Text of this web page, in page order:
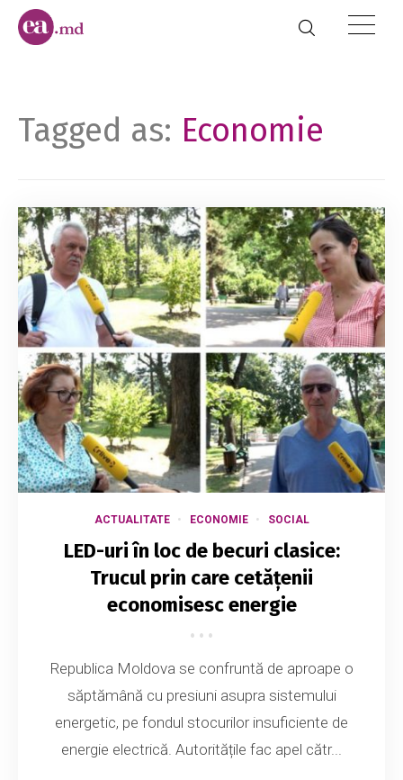
Tagged as: Economie
ACTUALITATE ECONOMIE SOCIAL
LED-uri în loc de becuri clasice:
Trucul prin care cetățenii
economisesc energie
Republica Moldova se confruntă de aproape o
săptămână cu presiuni asupra sistemului
energetic, pe fondul stocurilor insuficiente de
energie electrică. Autoritățile fac apel cătr...